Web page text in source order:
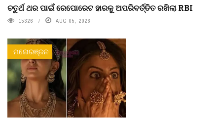
ଚତୁର୍ଥ ଥର ପାଇଁ ରେପୋରେଟ ହାରକୁ ଅପରିବର୍ତ୍ତିତ ରଖିଲା RBI
15326 AUG 05, 2026
ମନୋରଞ୍ଜନ